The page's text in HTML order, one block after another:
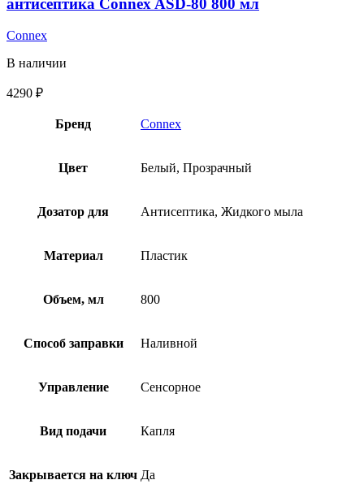
антисептика Connex ASD-80 800 мл
Connex
В наличии
4290 ₽
Бренд Connex
Цвет Белый, Прозрачный
Дозатор для Антисептика, Жидкого мыла
Материал Пластик
Объем, мл 800
Способ заправки Наливной
Управление Сенсорное
Вид подачи Капля
Закрывается на ключ Да